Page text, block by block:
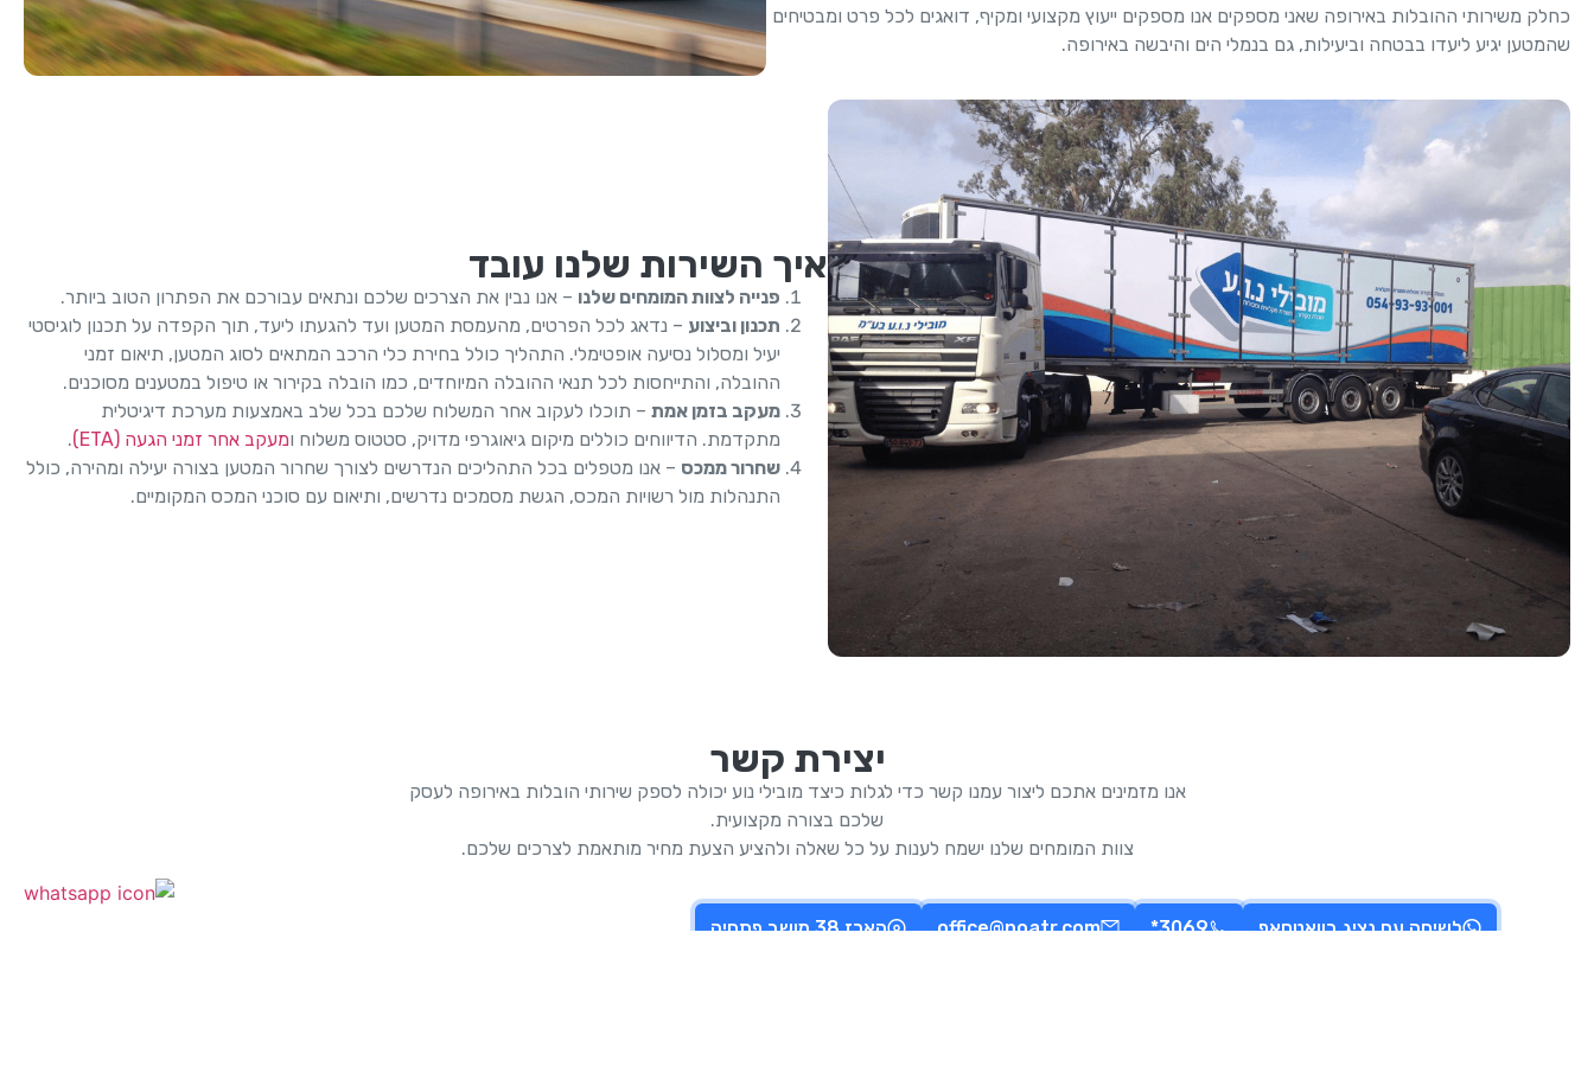
כחלק משירותי ההובלות באירופה שאני מספקים אנו מספקים ייעוץ מקצועי ומקיף, דואגים לכל פרט ומבטיחים
שהמטען יגיע ליעדו בבטחה וביעילות, גם בנמלי הים והיבשה באירופה.
איך השירות שלנו עובד
פנייה לצוות המומחים שלנו – אנו נבין את הצרכים שלכם ונתאים עבורכם את הפתרון הטוב ביותר.
תכנון וביצוע – נדאג לכל הפרטים, מהעמסת המטען ועד להגעתו ליעד, תוך הקפדה על תכנון לוגיסטי
יעיל ומסלול נסיעה אופטימלי. התהליך כולל בחירת כלי הרכב המתאים לסוג המטען, תיאום זמני
ההובלה, והתייחסות לכל תנאי ההובלה המיוחדים, כמו הובלה בקירור או טיפול במטענים מסוכנים.
מעקב בזמן אמת– תוכלו לעקוב אחר המשלוח שלכם בכל שלב באמצעות מערכת דיגיטלית
מתקדמת. הדיווחים כוללים מיקום גיאוגרפי מדויק, סטטוס משלוח ומעקב אחר זמני הגעה (ETA)
.
שחרור ממכס – אנו מטפלים בכל התהליכים הנדרשים לצורך שחרור המטען בצורה יעילה ומהירה, כולל
התנהלות מול רשויות המכס, הגשת מסמכים נדרשים, ותיאום עם סוכני המכס המקומיים.
יצירת קשר
אנו מזמינים אתכם ליצור עמנו קשר כדי לגלות כיצד מובילי נוע יכולה לספק שירותי הובלות באירופה לעסק
שלכם בצורה מקצועית.
צוות המומחים שלנו ישמח לענות על כל שאלה ולהציע הצעת מחיר מותאמת לצרכים שלכם.
לשיחה עם נציג בוואטסאפ 3069*
office@noatr.com הארז 38 מושב פתחיה